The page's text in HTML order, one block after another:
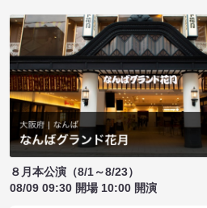
８月本公演（8/1～8/23）
08/09 09:30 開場 10:00 開演